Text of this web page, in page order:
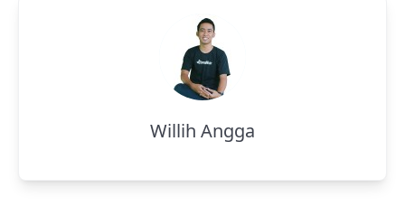
Willih Angga